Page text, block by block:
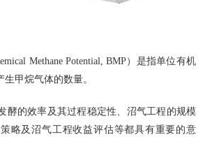
Methane Potential, BMP）是指单位有机
甲烷气体的数量。
酵的效率及其过程稳定性、沼气工程的规模
略及沼气工程收益评估等都具有重要的意